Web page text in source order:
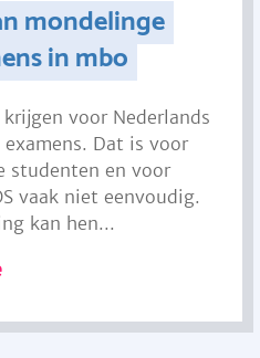
mondelinge
in mbo
voor Nederlands
Dat is voor
studenten en voor
vaak niet eenvoudig.
kan hen...